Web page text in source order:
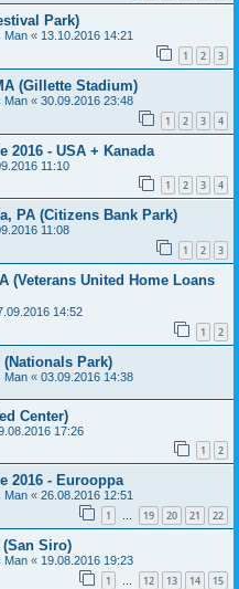
Park)
Man « 13.10.2016 14:21
1 2 3
(Gillette Stadium)
Man « 30.09.2016 23:48
1 2 3 4
2016 - USA + Kanada
11:10
1 2 3 4
PA (Citizens Bank Park)
11:08
1 2 3
(Veterans United Home Loans
14:52
1 2
(Nationals Park)
Man « 03.09.2016 14:38
Center)
17:26
1 2
2016 - Eurooppa
Man « 26.08.2016 12:51
1 … 19 20 21 22
(San Siro)
Man « 19.08.2016 19:23
1 … 12 13 14 15